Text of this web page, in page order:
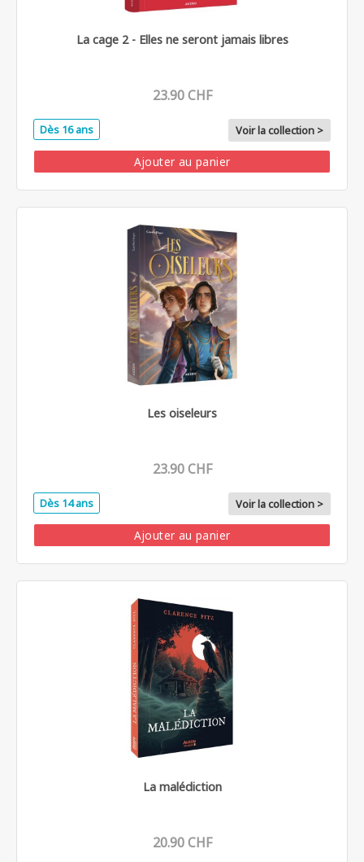
La cage 2 - Elles ne seront jamais libres
23.90 CHF
Dès 16 ans Voir la collection >
Ajouter au panier
Les oiseleurs
23.90 CHF
Dès 14 ans Voir la collection >
Ajouter au panier
La malédiction
20.90 CHF